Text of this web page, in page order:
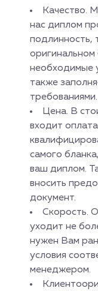
Качество.
нас диплом
подлинность,
необходимые
также
требованиями.
Цена. В
входит
самого
ваш диплом.
вносить
документ.
Скорость.
уходит не
нужен Вам
условия
менеджером.